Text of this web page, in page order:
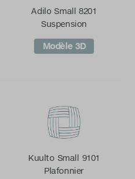
Adilo Small 8201
Suspension
Modèle 3D
Kuulto Small 9101
Plafonnier